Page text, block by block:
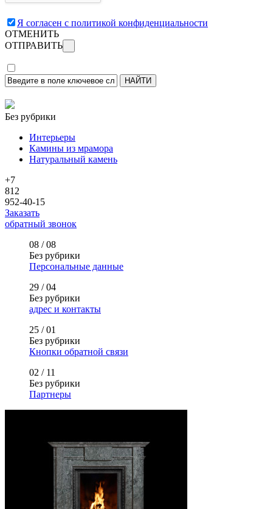
Я согласен с политикой конфиденциальности
ОТМЕНИТЬ
ОТПРАВИТЬ
Без рубрики
Интерьеры
Камины из мрамора
Натуральный камень
+7
812
952-40-15
Заказать
обратный звонок
08 / 08
Без рубрики
Персональные данные
29 / 04
Без рубрики
адрес и контакты
25 / 01
Без рубрики
Кнопки обратной связи
02 / 11
Без рубрики
Партнеры